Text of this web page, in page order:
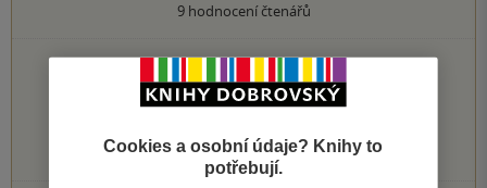
9hodnocení čtenářů
2×
4 hvězdičky
0×
3 hvězdičky
2 hvězdičky
1×
1 hvezdička
Cookies a osobní údaje? Knihy to
potřebují.